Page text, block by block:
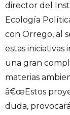
director del
Ecología
con Orrego, al
estas iniciativas
una gran
materias
â€œEstos
duda,